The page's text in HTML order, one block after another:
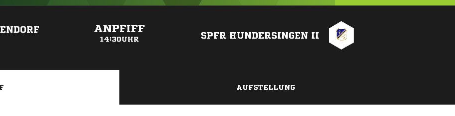
ANPFIFF
14:30UHR SPFR HUNDERSINGEN II
AUFSTELLUNG